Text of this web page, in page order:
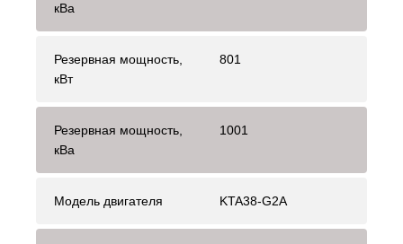
кВа
Резервная мощность,
кВт
801
Резервная мощность,
кВа
1001
Модель двигателя KTA38-G2A